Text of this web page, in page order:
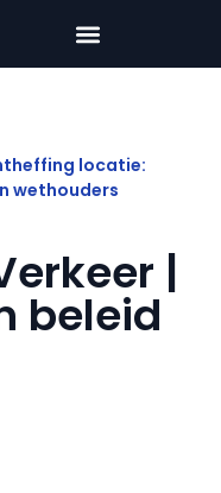
locatie:
wethouders
|
beleid